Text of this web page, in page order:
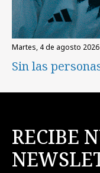
martes, 4 de agosto 2026
Sin las
RECIBE